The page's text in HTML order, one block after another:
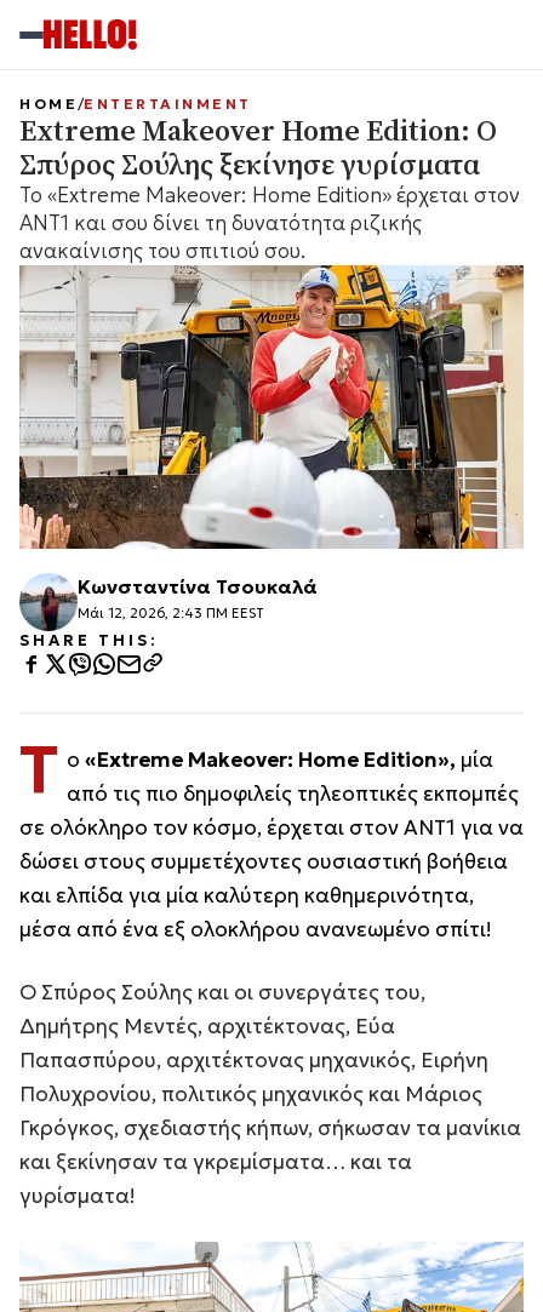
HOME ENTERTAINMENT
Extreme Makeover Home Edition: Ο
Σπύρος Σούλης ξεκίνησε γυρίσματα
Το «Extreme Makeover: Home Edition» έρχεται στον
ΑΝΤ1 και σου δίνει τη δυνατότητα ριζικής
ανακαίνισης του σπιτιού σου.
Κωνσταντίνα Τσουκαλά
Μάι 12, 2026, 2:43 ΠΜ EEST
SHARE THIS:
Τ ο «Extreme Makeover: Home Edition», μία
από τις πιο δημοφιλείς τηλεοπτικές εκπομπές
σε ολόκληρο τον κόσμο, έρχεται στον ΑΝΤ1 για να
δώσει στους συμμετέχοντες ουσιαστική βοήθεια
και ελπίδα για μία καλύτερη καθημερινότητα,
μέσα από ένα εξ ολοκλήρου ανανεωμένο σπίτι!
Ο Σπύρος Σούλης και οι συνεργάτες του,
Δημήτρης Μεντές, αρχιτέκτονας, Εύα
Παπασπύρου, αρχιτέκτονας μηχανικός, Ειρήνη
Πολυχρονίου, πολιτικός μηχανικός και Μάριος
Γκρόγκος, σχεδιαστής κήπων, σήκωσαν τα μανίκια
και ξεκίνησαν τα γκρεμίσματα… και τα
γυρίσματα!